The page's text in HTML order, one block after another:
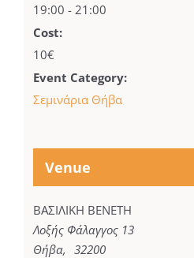
19:00 - 21:00
Cost:
10€
Event Category:
Σεμινάρια Θήβα
Venue
ΒΑΣΙΛΙΚΗ ΒΕΝΕΤΗ
Λοξής Φάλαγγος 13
Θήβα, 32200